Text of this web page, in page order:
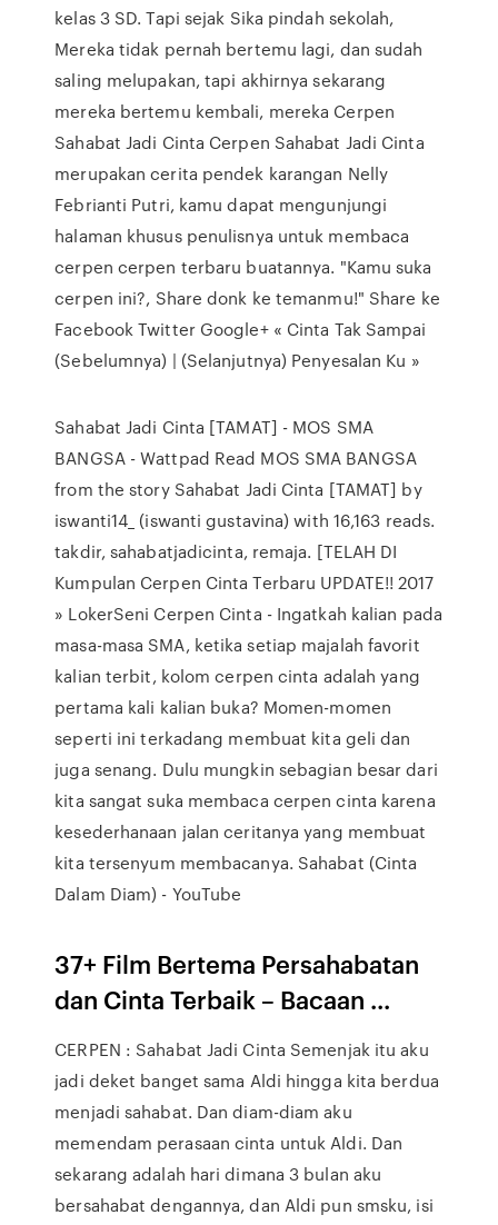
kelas 3 SD. Tapi sejak Sika pindah sekolah,
Mereka tidak pernah bertemu lagi, dan sudah
saling melupakan, tapi akhirnya sekarang
mereka bertemu kembali, mereka Cerpen
Sahabat Jadi Cinta Cerpen Sahabat Jadi Cinta
merupakan cerita pendek karangan Nelly
Febrianti Putri, kamu dapat mengunjungi
halaman khusus penulisnya untuk membaca
cerpen cerpen terbaru buatannya. "Kamu suka
cerpen ini?, Share donk ke temanmu!" Share ke
Facebook Twitter Google+ « Cinta Tak Sampai
(Sebelumnya) | (Selanjutnya) Penyesalan Ku »
Sahabat Jadi Cinta [TAMAT] - MOS SMA
BANGSA - Wattpad Read MOS SMA BANGSA
from the story Sahabat Jadi Cinta [TAMAT] by
iswanti14_ (iswanti gustavina) with 16,163 reads.
takdir, sahabatjadicinta, remaja. [TELAH DI
Kumpulan Cerpen Cinta Terbaru UPDATE!! 2017
» LokerSeni Cerpen Cinta - Ingatkah kalian pada
masa-masa SMA, ketika setiap majalah favorit
kalian terbit, kolom cerpen cinta adalah yang
pertama kali kalian buka? Momen-momen
seperti ini terkadang membuat kita geli dan
juga senang. Dulu mungkin sebagian besar dari
kita sangat suka membaca cerpen cinta karena
kesederhanaan jalan ceritanya yang membuat
kita tersenyum membacanya. Sahabat (Cinta
Dalam Diam) - YouTube
37+ Film Bertema Persahabatan
dan Cinta Terbaik – Bacaan ...
CERPEN : Sahabat Jadi Cinta Semenjak itu aku
jadi deket banget sama Aldi hingga kita berdua
menjadi sahabat. Dan diam-diam aku
memendam perasaan cinta untuk Aldi. Dan
sekarang adalah hari dimana 3 bulan aku
bersahabat dengannya, dan Aldi pun smsku, isi